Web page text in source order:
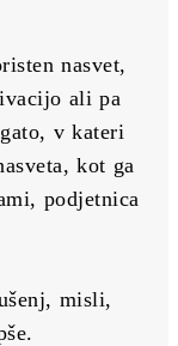
nasvet,
ali pa
v kateri
kot ga
podjetnica
misli,